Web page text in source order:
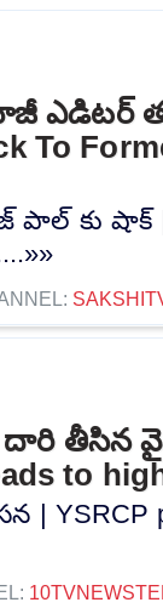
ఎడిటర్
To
కు షాక్ |
దారి తీసిన
to
YSRCP